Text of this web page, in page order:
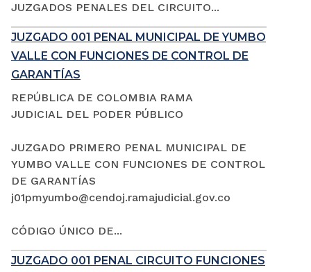
JUZGADOS PENALES DEL CIRCUITO...
JUZGADO 001 PENAL MUNICIPAL DE YUMBO
VALLE CON FUNCIONES DE CONTROL DE
GARANTÍAS
REPÚBLICA DE COLOMBIA RAMA
JUDICIAL DEL PODER PÚBLICO
JUZGADO PRIMERO PENAL MUNICIPAL DE
YUMBO VALLE CON FUNCIONES DE CONTROL
DE GARANTÍAS
j01pmyumbo@cendoj.ramajudicial.gov.co
CÓDIGO ÚNICO DE...
JUZGADO 001 PENAL CIRCUITO FUNCIONES